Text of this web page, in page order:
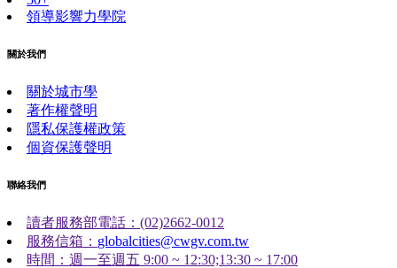
領導影響力學院
關於我們
關於城市學
著作權聲明
隱私保護權政策
個資保護聲明
聯絡我們
讀者服務部電話：(02)2662-0012
服務信箱： globalcities@cwgv.com.tw
時間：週一至週五 9:00 ~ 12:30;13:30 ~ 17:00